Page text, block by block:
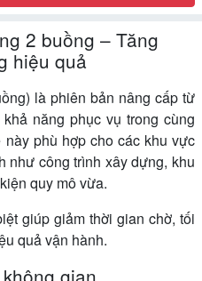
2 buồng – Tăng
hiệu quả
là phiên bản nâng cấp từ
năng phục vụ trong cùng
phù hợp cho các khu vực
như công trình xây dựng, khu
quy mô vừa.
giúp giảm thời gian chờ, tối
quả vận hành.
gian